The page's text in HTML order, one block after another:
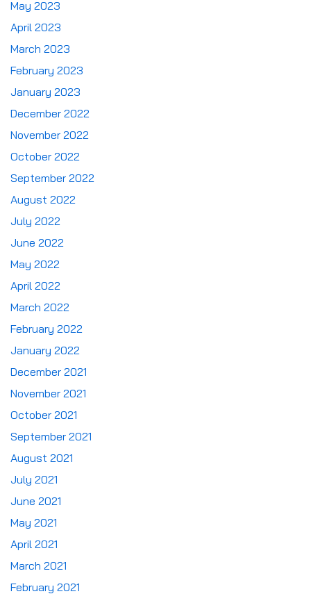
May 2023
April 2023
March 2023
February 2023
January 2023
December 2022
November 2022
October 2022
September 2022
August 2022
July 2022
June 2022
May 2022
April 2022
March 2022
February 2022
January 2022
December 2021
November 2021
October 2021
September 2021
August 2021
July 2021
June 2021
May 2021
April 2021
March 2021
February 2021